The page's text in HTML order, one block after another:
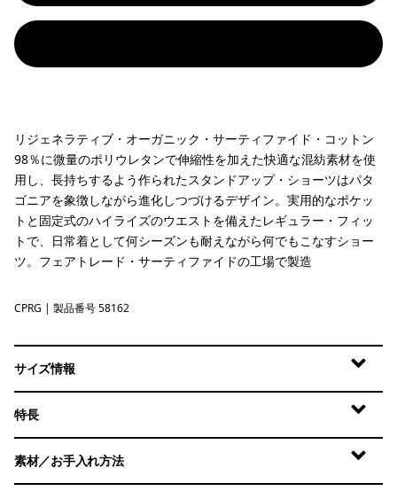
リジェネラティブ・オーガニック・サーティファイド・コットン
98％に微量のポリウレタンで伸縮性を加えた快適な混紡素材を使
用し、長持ちするよう作られたスタンドアップ・ショーツはパタ
ゴニアを象徴しながら進化しつづけるデザイン。実用的なポケッ
トと固定式のハイライズのウエストを備えたレギュラー・フィッ
トで、日常着として何シーズンも耐えながら何でもこなすショー
ツ。フェアトレード・サーティファイドの工場で製造
Caper Green
CPRG | 製品番号 58162
サイズ情報
特長
素材／お手入れ方法